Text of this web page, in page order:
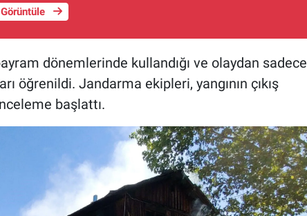
dönemlerinde kullandığı ve olaydan sadece
öğrenildi. Jandarma ekipleri, yangının çıkış
başlattı.